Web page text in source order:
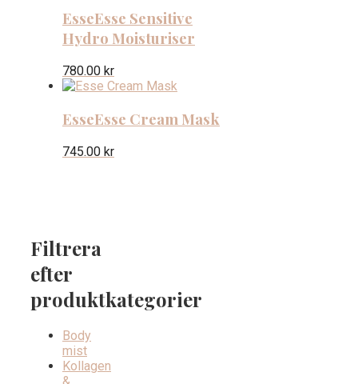
EsseEsse Sensitive
Hydro Moisturiser
780.00 kr
EsseEsse Cream Mask
745.00 kr
Filtrera
efter
produktkategorier
Body
mist
Kollagen